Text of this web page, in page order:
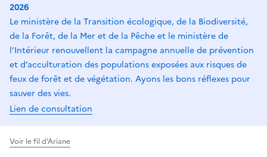
2026
Le ministère de la Transition écologique, de la Biodiversité,
de la Forêt, de la Mer et de la Pêche et le ministère de
l’Intérieur renouvellent la campagne annuelle de prévention
et d’acculturation des populations exposées aux risques de
feux de forêt et de végétation. Ayons les bons réflexes pour
sauver des vies.
Lien de consultation
Voir le fil d'Ariane